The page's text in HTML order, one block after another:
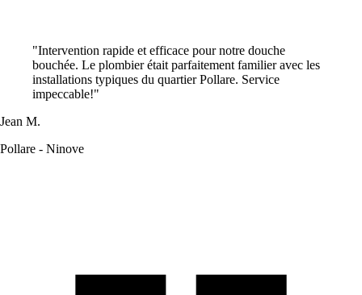
"Intervention rapide et efficace pour notre douche
bouchée. Le plombier était parfaitement familier avec les
installations typiques du quartier Pollare. Service
impeccable!"
Jean M.
Pollare - Ninove